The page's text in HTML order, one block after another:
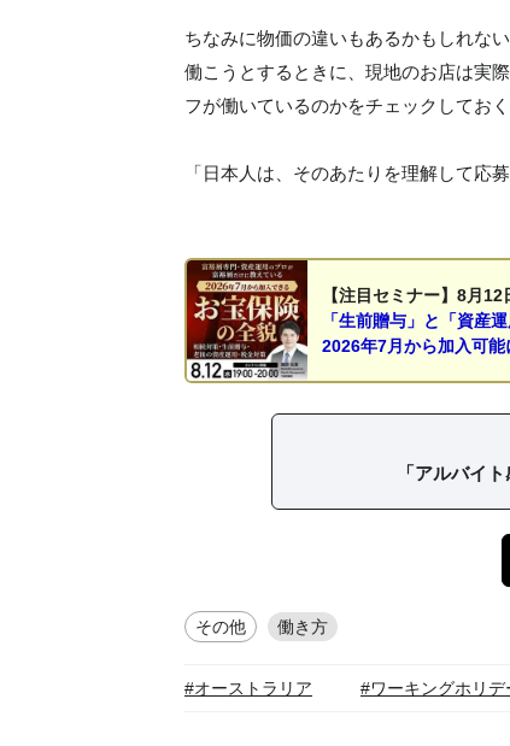
ちなみに物価の違いもあるかもしれな
働こうとするときに、現地のお店は実
フが働いているのかをチェックしてお
「日本人は、そのあたりを理解して応
【注目セミナー】8月12
「生前贈与」と「資産
2026年7月から加入可
「アルバイ
その他 働き方
#オーストラリア #ワーキングホリデ